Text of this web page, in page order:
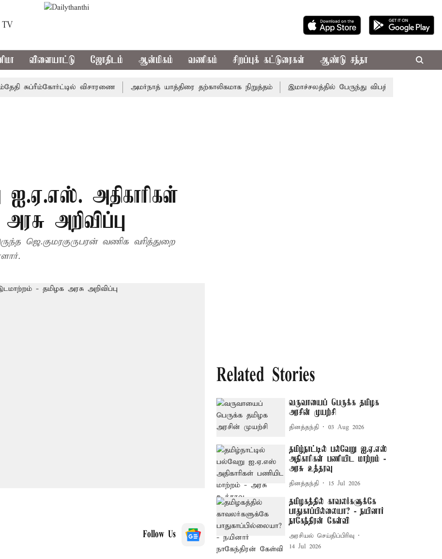
விளையாட்டு ஜோதிடம் ஆன்மிகம் வணிகம் சிறப்புக் கட்டுரைகள் ஆண்டு சந்தா
சுப்ரீம்கோர்ட்டில் விசாரணை அமர்நாத் யாத்திரை தற்காலிகமாக நிறுத்தம் இமாச்சலத்தில் பேருந்து விபத்து; 7 பேர் பலி -
ஐ.ஏ.எஸ். அதிகாரிகள்
அறிவிப்பு
ஜெ.குமரகுருபரன் வணிக வரித்துறை
Follow Us
Related Stories
வருவாயைப் பெருக்க தமிழக
அரசின் முயற்சி
தினத்தந்தி 03 Aug 2026
தமிழ்நாட்டில் பல்வேறு ஐ.ஏ.எஸ்
அதிகாரிகள் பணியிட மாற்றம் -
அரசு உத்தரவு
தினத்தந்தி 15 Jul 2026
தமிழகத்தில் காவலர்களுக்கே
பாதுகாப்பில்லையா? - நயினார்
நாகேந்திரன் கேள்வி
அரசியல் செய்திப்பிரிவு
14 Jul 2026